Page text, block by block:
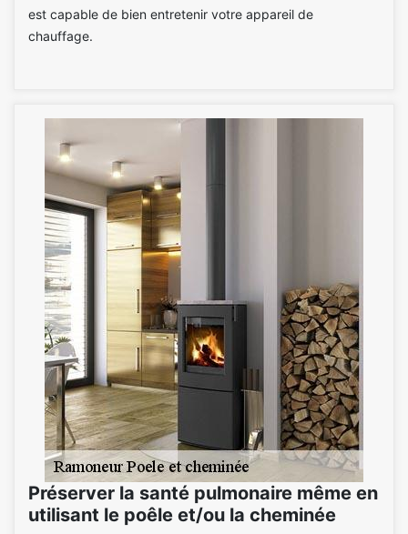
est capable de bien entretenir votre appareil de
chauffage.
Préserver la santé pulmonaire même en
utilisant le poêle et/ou la cheminée